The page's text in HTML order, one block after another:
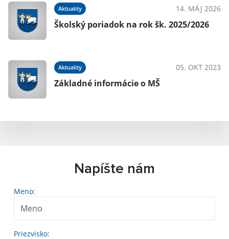
Aktuality 14. MÁJ 2026
Školský poriadok na rok šk. 2025/2026
Aktuality 05. OKT 2023
Základné informácie o MŠ
Napíšte nám
Meno:
Priezvisko: